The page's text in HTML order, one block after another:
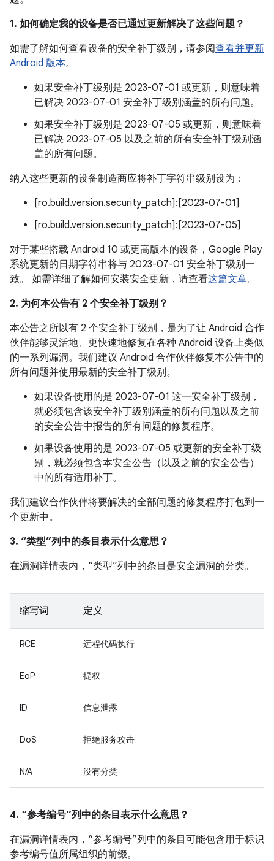
1. 如何确定我的设备是否已通过更新解决了这些问题？
如需了解如何查看设备的安全补丁级别，请参阅查看并更新
Android 版本。
如果安全补丁级别是 2023-07-01 或更新，则意味着
已解决 2023-07-01 安全补丁级别涵盖的所有问题。
如果安全补丁级别是 2023-07-05 或更新，则意味着
已解决 2023-07-05 以及之前的所有安全补丁级别涵
盖的所有问题。
纳入这些更新的设备制造商应将补丁字符串级别设为：
[ro.build.version.security_patch]:[2023-07-01]
[ro.build.version.security_patch]:[2023-07-05]
对于某些搭载 Android 10 或更高版本的设备，Google Play
系统更新的日期字符串将与 2023-07-01 安全补丁级别一
致。 如需详细了解如何安装安全更新，请查看这篇文章。
2. 为何本公告有 2 个安全补丁级别？
本公告之所以有 2 个安全补丁级别，是为了让 Android 合作
伙伴能够灵活地、更快速地修复在各种 Android 设备上类似
的一系列漏洞。我们建议 Android 合作伙伴修复本公告中的
所有问题并使用最新的安全补丁级别。
如果设备使用的是 2023-07-01 这一安全补丁级别，
就必须包含该安全补丁级别涵盖的所有问题以及之前
的安全公告中报告的所有问题的修复程序。
如果设备使用的是 2023-07-05 或更新的安全补丁级
别，就必须包含本安全公告（以及之前的安全公告）
中的所有适用补丁。
我们建议合作伙伴将要解决的全部问题的修复程序打包到一
个更新中。
3. “类型”列中的条目表示什么意思？
在漏洞详情表内，“类型”列中的条目是安全漏洞的分类。
缩写词 定义
RCE 远程代码执行
EoP 提权
ID 信息泄露
DoS 拒绝服务攻击
N/A 没有分类
4. “参考编号”列中的条目表示什么意思？
在漏洞详情表内，“参考编号”列中的条目可能包含用于标识
参考编号值所属组织的前缀。